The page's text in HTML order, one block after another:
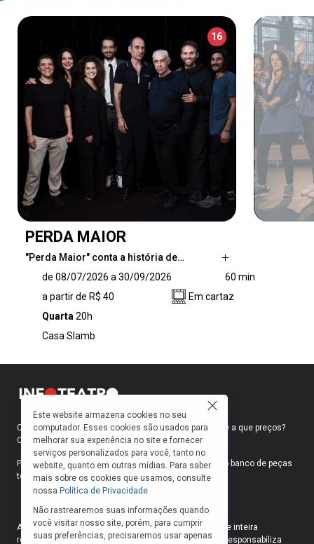
16
PERDA MAIOR
"Perda Maior" conta a história de…
personagens que são seduzidos pelo anúncio
de um suposto método de treinamento, que
promete o sucesso imediato, tornam-se
de 08/07/2026 a 30/09/2026
60 min
a partir de R$ 40
Em cartaz
Quarta 20h
Casa Slamb
Como faço para ir ao teatro? Onde compro ingressos e a que preços?
Quais peças estão em cartaz?
Para responder a essas e outras perguntas, criamos o banco de peças
teatrais do INFOTEATRO.
As informações das peças cadastradas no site são de inteira
responsabilidade das produções. O Infoteatro não se responsabiliza
Este website armazena cookies no seu
computador. Esses cookies são usados para
melhorar sua experiência no site e fornecer
serviços personalizados para você, tanto no
website, quanto em outras mídias. Para saber
mais sobre os cookies que usamos, consulte
nossa Política de Privacidade
Não rastrearemos suas informações quando
você visitar nosso site, porém, para cumprir
suas preferências, precisaremos usar apenas